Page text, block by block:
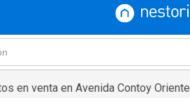
en venta en Avenida Contoy Oriente